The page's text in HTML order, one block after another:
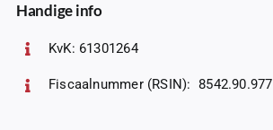
Handige info
KvK: 61301264
Fiscaalnummer (RSIN): 8542.90.977